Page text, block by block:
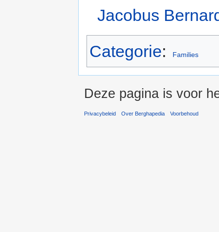
Jacobus
Categorie: Families
Deze pagina is voor
Privacybeleid Over Berghapedia Voorbehoud